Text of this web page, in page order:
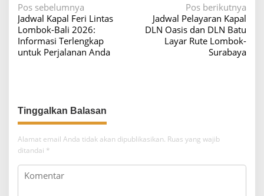
N
a
v
i
s
i
p
o
s
Pos sebelumnya
Jadwal Kapal Feri Lintas
Lombok-Bali 2026:
Informasi Terlengkap
untuk Perjalanan Anda
Pos berikutnya
Jadwal Pelayaran Kapal
DLN Oasis dan DLN Batu
Layar Rute Lombok-
Surabaya
Alamat email Anda tidak akan dipublikasikan. Ruas yang wajib
ditandai *